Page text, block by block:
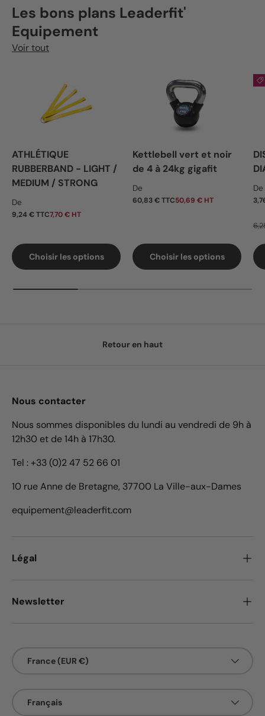
Les bons plans Leaderfit'
Equipement
Voir tout
ATHLÉTIQUE
RUBBERBAND - LIGHT /
MEDIUM / STRONG
Prix habituel
De
9,24 € TTC7,70 € HT
Choisir les options
Kettlebell vert et noir
de 4 à 24kg gigafit
Prix habituel
De
60,83 € TTC50,69 € HT
Choisir les options
De
Retour en haut
Nous contacter
Nous sommes disponibles du lundi au vendredi de 9h à
12h30 et de 14h à 17h30.
Tel : +33 (0)2 47 52 66 01
10 rue Anne de Bretagne, 37700 La Ville-aux-Dames
equipement@leaderfit.com
Légal
Newsletter
France (EUR €)
Français